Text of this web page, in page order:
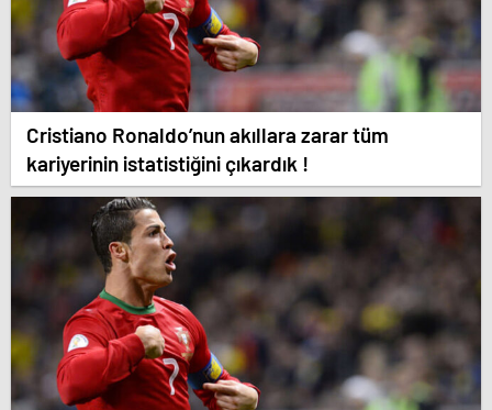
Cristiano Ronaldo’nun akıllara zarar tüm
kariyerinin istatistiğini çıkardık !